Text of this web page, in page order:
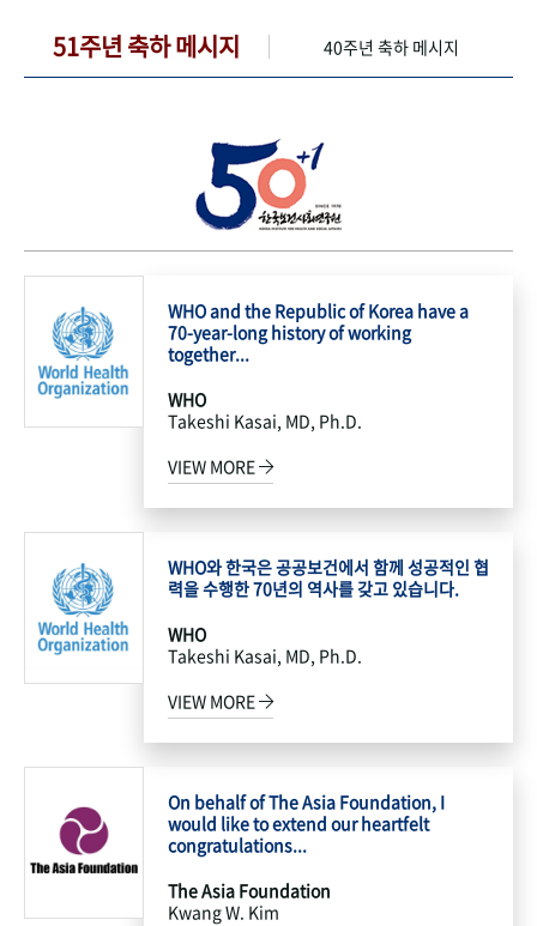
51주년 축하 메시지 40주년 축하 메시지
WHO and the Republic of Korea have a
70-year-long history of working
together...
WHO
Takeshi Kasai, MD, Ph.D.
VIEW MORE
WHO와 한국은 공공보건에서 함께 성공적인 협
력을 수행한 70년의 역사를 갖고 있습니다.
WHO
Takeshi Kasai, MD, Ph.D.
VIEW MORE
On behalf of The Asia Foundation, I
would like to extend our heartfelt
congratulations...
The Asia Foundation
Kwang W. Kim